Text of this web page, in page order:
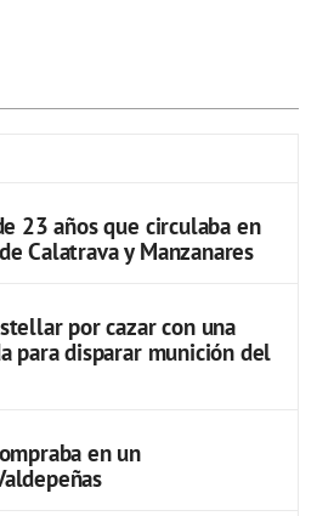
23 años que circulaba en
Calatrava y Manzanares
por cazar con una
para disparar munición del
en un